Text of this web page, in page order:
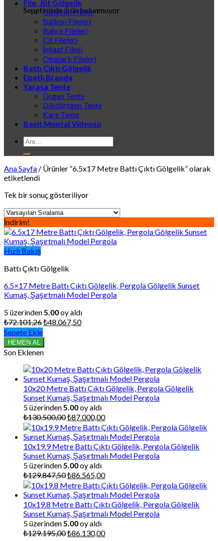
Sepetinizde ürün bulunmuyor.
File, Jüt Gölgelik
Gölgelik Fileler
Balkon Fileleri
Bahçe Fileleri
Çit Fileleri
İnşaat Filesi
Otopark Fileleri
Battı Çıktı Gölgelik
Ebatlı Branda
Yarasa Tente
Üçgen Tente
Dikdörtgen Tente
Kare Tente
Basit Montaj Videosu
Ara:
Ana Sayfa / Ürünler “6.5x17 Metre Battı Çıktı Gölgelik” olarak
etiketlendi
Tek bir sonuç gösteriliyor
İndirim!
Hızlı Bakış
Battı Çıktı Gölgelik
6.5×17 Metre Battı Çıktı Gölgelik, Pergola Gölgelik Sunset
Kumaş, Şaşırtmalı Model Pergola
5 üzerinden5.00oy aldı
₺72.101,26Orijinal
₺72.101,26.
₺48.067,50Şu
Sepete Ekle
HEMEN AL
Son Eklenen
10x20 Metre Battı Çıktı Gölgelik, Pergola Gölgelik
Sunset Kumaş, Şaşırtmalı Model Pergola
5 üzerinden5.00oy aldı
₺130.500,00Orijinal
fiyat:
₺130.500,00.
₺87.000,00Şu
andaki
fiyat:
₺87.000,00.
10x19.9 Metre Battı Çıktı Gölgelik, Pergola Gölgelik
Sunset Kumaş, Şaşırtmalı Model Pergola
5 üzerinden5.00oy aldı
₺129.847,50Orijinal
fiyat:
₺129.847,50.
₺86.565,00Şu
andaki
fiyat:
₺86.565,00.
10x19.8 Metre Battı Çıktı Gölgelik, Pergola Gölgelik
Sunset Kumaş, Şaşırtmalı Model Pergola
5 üzerinden5.00oy aldı
₺129.195,00Orijinal
₺86.130,00Şu